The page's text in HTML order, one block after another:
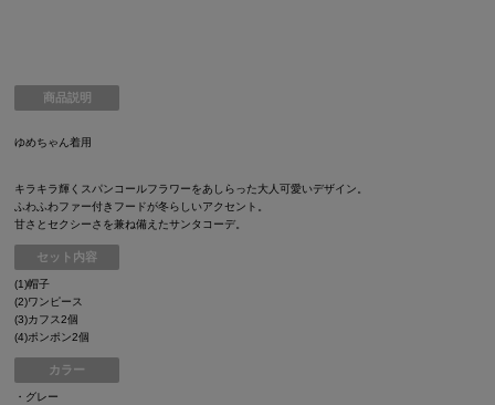
商品説明
ゆめちゃん着用
キラキラ輝くスパンコールフラワーをあしらった大人可愛いデザイン。
ふわふわファー付きフードが冬らしいアクセント。
甘さとセクシーさを兼ね備えたサンタコーデ。
セット内容
(1)帽子
(2)ワンピース
(3)カフス2個
(4)ポンポン2個
カラー
・グレー